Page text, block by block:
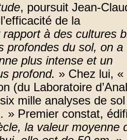
, poursuit Jean-
de la
rapport à des cultures
profondes du sol, on a
plus intense et un
profond. » Chez lui, «
(du Laboratoire
mille analyses de
» Premier constat,
la valeur moyenne